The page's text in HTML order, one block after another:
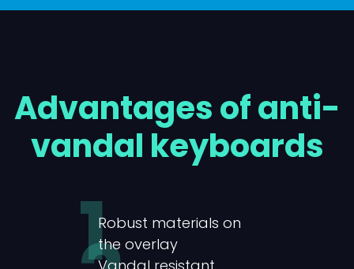
Advantagesof anti-
vandal keyboards
1Robust materials on
the overlay